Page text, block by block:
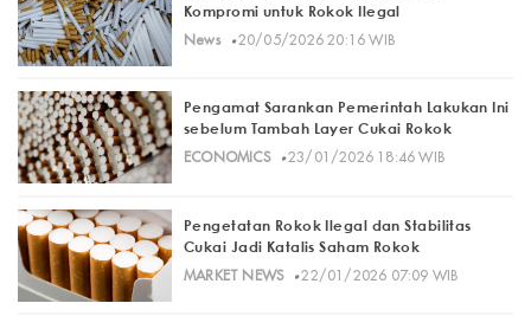
Kompromi untuk Rokok Ilegal
News· 20/05/2026 20:16 WIB
Pengamat Sarankan Pemerintah Lakukan Ini
sebelum Tambah Layer Cukai Rokok
ECONOMICS· 23/01/2026 18:46 WIB
Pengetatan Rokok Ilegal dan Stabilitas
Cukai Jadi Katalis Saham Rokok
MARKET NEWS· 22/01/2026 07:09 WIB